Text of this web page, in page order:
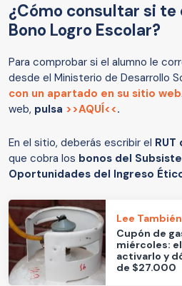
¿Cómo consultar si te
Bono Logro Escolar?
Para comprobar si el alumno le
desde el Ministerio de Desarrollo
con un apartado en su sitio web
web, pulsa >>AQUÍ<<.
En el sitio, deberás escribir el RUT
que cobra los bonos del
Oportunidades del Ingreso
Lee También
Cupón de
miércoles:
activarlo y
de $27.000